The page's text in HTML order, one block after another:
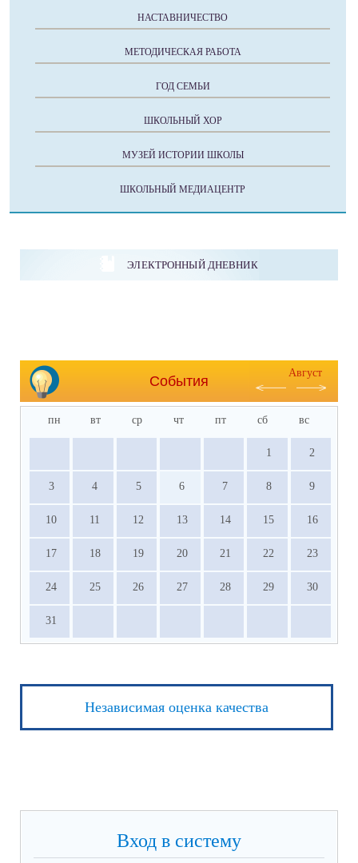
НАСТАВНИЧЕСТВО
МЕТОДИЧЕСКАЯ РАБОТА
ГОД СЕМЬИ
ШКОЛЬНЫЙ ХОР
МУЗЕЙ ИСТОРИИ ШКОЛЫ
ШКОЛЬНЫЙ МЕДИАЦЕНТР
ЭЛЕКТРОННЫЙ ДНЕВНИК
События
Август
пн вт ср чт пт сб вс
1 2
3 4 5 6 7 8 9
10 11 12 13 14 15 16
17 18 19 20 21 22 23
24 25 26 27 28 29 30
31
Независимая оценка качества
Вход в систему